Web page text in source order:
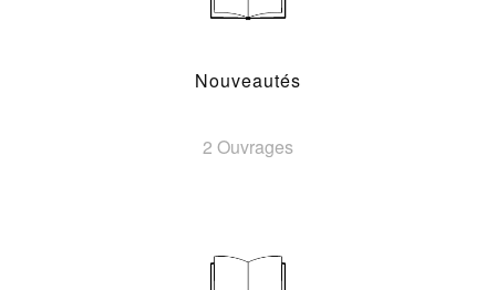
Nouveautés
2 Ouvrages